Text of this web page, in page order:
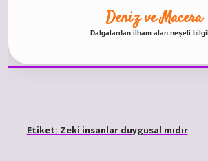
Deniz ve Macera
Dalgalardan ilham alan neşeli
Etiket: Zeki insanlar duygusal mıdır